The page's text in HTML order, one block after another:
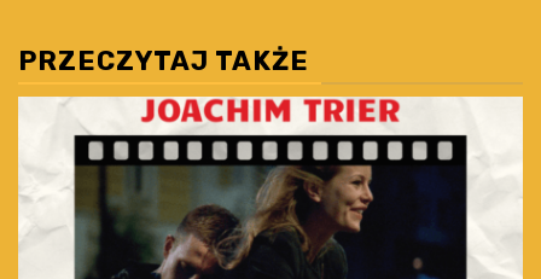
PRZECZYTAJ TAKŻE